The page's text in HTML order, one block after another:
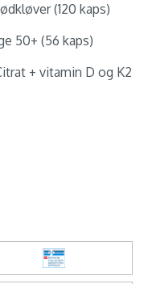
(120 kaps)
50+ (56 kaps)
+ vitamin D og K2